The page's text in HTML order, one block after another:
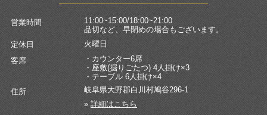
営業時間
11:00~15:00/18:00~21:00
品切など、早閉めの場合もございます。
定休日
火曜日
客席
・カウンター6席
・座敷(掘りごたつ) 4人掛け×3
・テーブル 6人掛け×4
住所
岐阜県大野郡白川村鳩谷296-1
» 詳細はこちら